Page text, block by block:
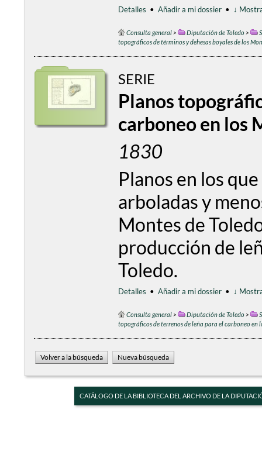
Detalles • Añadir a mi dossier • ↓
Consulta general> Diputación de Toledo>
topográficos de términos y dehesas boyales de los
SERIE
Planos
carboneo en los
1830
Planos en los
arboladas y
Montes de
producción de
Toledo.
Detalles • Añadir a mi dossier • ↓
Consulta general> Diputación de Toledo>
topográficos de terrenos de leña para el carboneo en
CATÁLOGO DE LA BIBLIOTECA DEL ARCHIVO DE LA